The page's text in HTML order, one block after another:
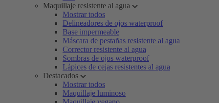
Maquillaje resistente al agua
Mostrar todos
Delineadores de ojos waterproof
Base impermeable
Máscara de pestañas resistente al agua
Corrector resistente al agua
Sombras de ojos waterproof
Lápices de cejas resistentes al agua
Destacados
Mostrar todos
Maquillaje luminoso